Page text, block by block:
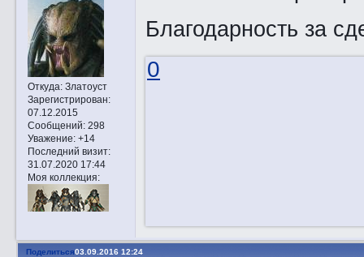
Откуда:Златоуст
Зарегистрирован:
07.12.2015
Сообщений:298
Уважение: +14
Последний визит:
31.07.2020 17:44
Моя коллекция:
Благодарность за
0
Поделиться03.09.2016 12:24